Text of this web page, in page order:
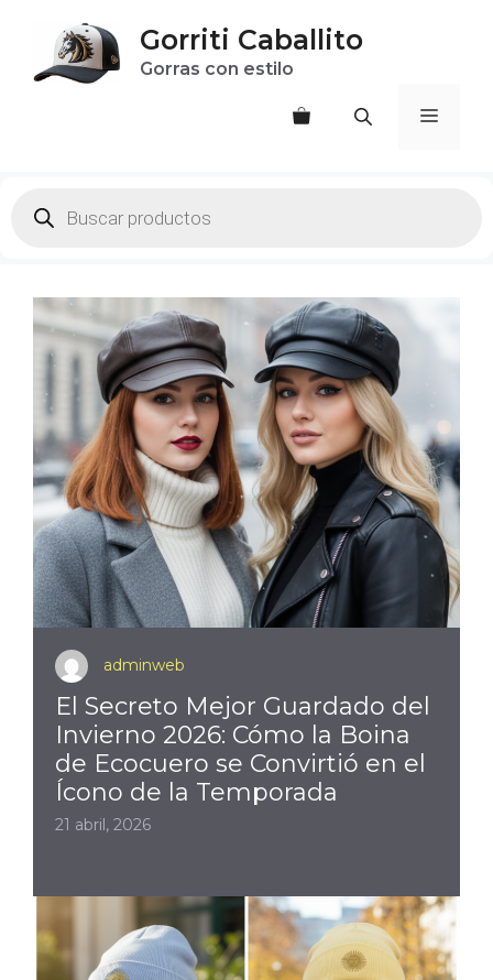
contenido
Gorriti Caballito
Gorras con estilo
Menú
search
adminweb
El Secreto Mejor Guardado del
Invierno 2026: Cómo la Boina
de Ecocuero se Convirtió en el
Ícono de la Temporada
21 abril, 2026